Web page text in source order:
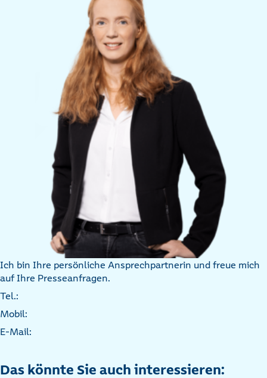
Ich bin Ihre persönliche Ansprechpartnerin und freue mich
auf Ihre Presseanfragen.
Tel.:
Mobil:
E-Mail:
Das könnte Sie auch interessieren: